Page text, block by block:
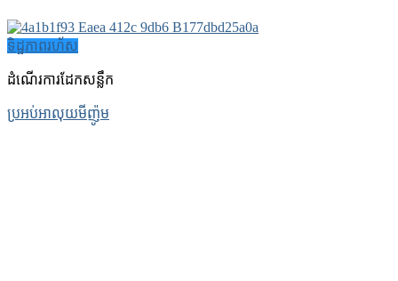
ទិដ្ឋភាពរហ័ស
ដំណើរការដែកសន្លឹក
ប្រអប់អាលុយមីញ៉ូម